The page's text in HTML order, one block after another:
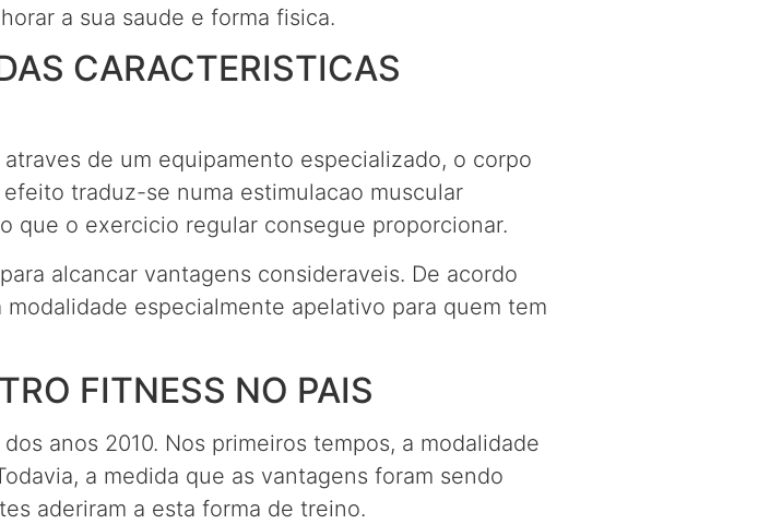
a sua saude e forma fisica.
CARACTERISTICAS
de um equipamento especializado, o corpo
traduz-se numa estimulacao muscular
que o exercicio regular consegue proporcionar.
alcancar vantagens consideraveis. De acordo
especialmente apelativo para quem tem
FITNESS NO PAIS
anos 2010. Nos primeiros tempos, a modalidade
a medida que as vantagens foram sendo
aderiram a esta forma de treino.